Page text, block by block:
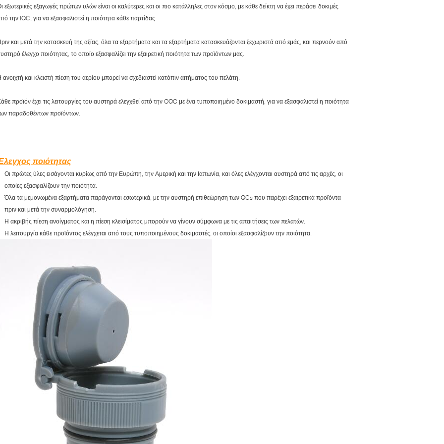
εξωτερικές εξαγωγές πρώτων υλών είναι οι καλύτερες και οι πιο κατάλληλες στον κόσμο, με κάθε δείκτη να έχει περάσει δοκιμές
την IQC, για να εξασφαλιστεί η ποιότητα κάθε παρτίδας.
και μετά την κατασκευή της αξίας, όλα τα εξαρτήματα και τα εξαρτήματα κατασκευάζονται ξεχωριστά από εμάς, και περνούν από
έλεγχο ποιότητας, το οποίο εξασφαλίζει την εξαιρετική ποιότητα των προϊόντων μας.
ανοιχτή και κλειστή πίεση του αερίου μπορεί να σχεδιαστεί κατόπιν αιτήματος του πελάτη.
προϊόν έχει τις λειτουργίες του αυστηρά ελεγχθεί από την OQC με ένα τυποποιημένο δοκιμαστή, για να εξασφαλιστεί η ποιότητα
παραδοθέντων προϊόντων.
ποιότητας
Οι πρώτες ύλες εισάγονται κυρίως από την Ευρώπη, την Αμερική και την Ιαπωνία, και όλες ελέγχονται αυστηρά από τις αρχές, οι
οποίες εξασφαλίζουν την ποιότητα.
Όλα τα μεμονωμένα εξαρτήματα παράγονται εσωτερικά, με την αυστηρή επιθεώρηση των QCs που παρέχει εξαιρετικά προϊόντα
πριν και μετά την συναρμολόγηση.
Η ακριβής πίεση ανοίγματος και η πίεση κλεισίματος μπορούν να γίνουν σύμφωνα με τις απαιτήσεις των πελατών.
Η λειτουργία κάθε προϊόντος ελέγχεται από τους τυποποιημένους δοκιμαστές, οι οποίοι εξασφαλίζουν την ποιότητα.